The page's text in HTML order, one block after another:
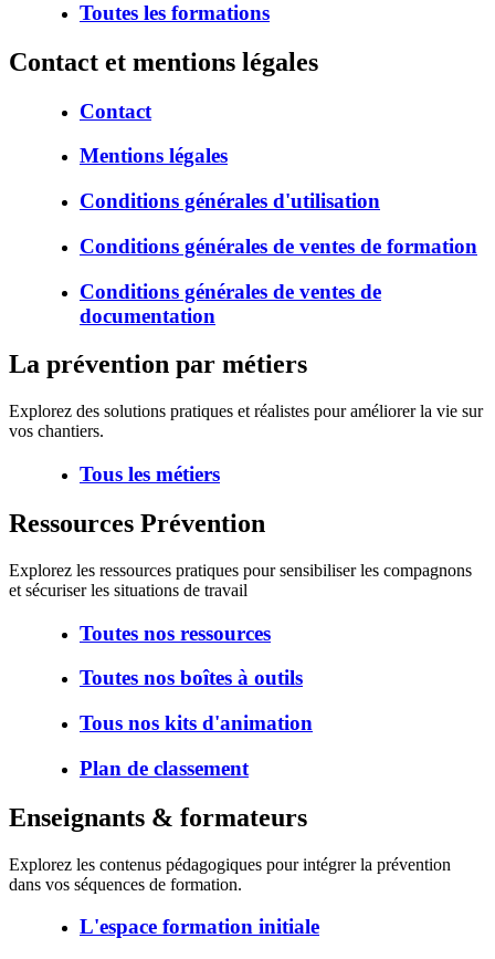
Toutes les formations
Contact et mentions légales
Contact
Mentions légales
Conditions générales d'utilisation
Conditions générales de ventes de formation
Conditions générales de ventes de
documentation
La prévention par métiers
Explorez des solutions pratiques et réalistes pour améliorer la vie sur
vos chantiers.
Tous les métiers
Ressources Prévention
Explorez les ressources pratiques pour sensibiliser les compagnons
et sécuriser les situations de travail
Toutes nos ressources
Toutes nos boîtes à outils
Tous nos kits d'animation
Plan de classement
Enseignants & formateurs
Explorez les contenus pédagogiques pour intégrer la prévention
dans vos séquences de formation.
L'espace formation initiale